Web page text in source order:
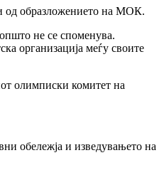
од образложението на МОК.
не се споменува.
организација меѓу своите
олимписки комитет на
обележја и изведувањето на